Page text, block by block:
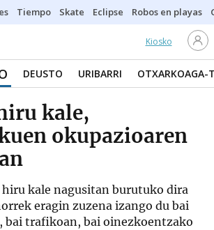
Tiempo Skate Eclipse Robos en playas
Kiosko
DEUSTO URIBARRI OTXARKOAGA-
kale,
okupazioaren
hiru kale nagusitan burutuko dira
eragin zuzena izango du bai
bai trafikoan, bai oinezkoentzako